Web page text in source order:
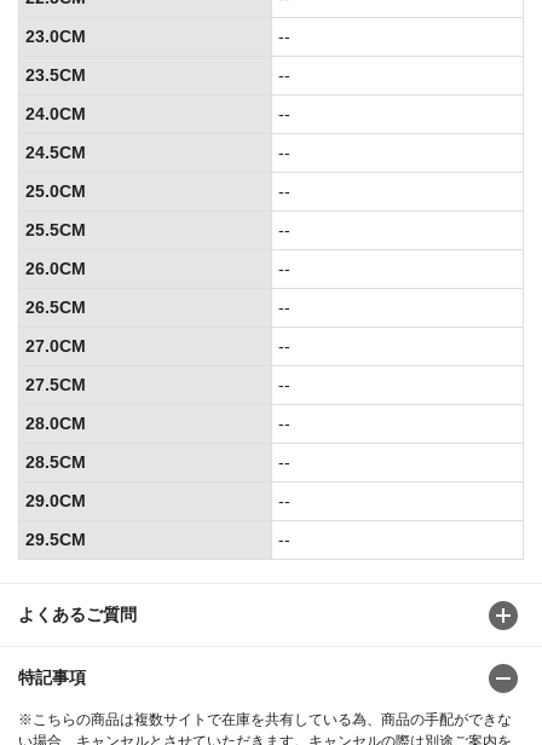
よくあるご質問
特記事項
※こちらの商品は複数サイトで在庫を共有している為、商品の手配ができな
い場合、キャンセルとさせていただきます。キャンセルの際は別途ご案内を
23.0CM
--
23.5CM
--
24.0CM
--
24.5CM
--
25.0CM
--
25.5CM
--
26.0CM
--
26.5CM
--
27.0CM
--
27.5CM
--
28.0CM
--
28.5CM
--
29.0CM
--
29.5CM
--